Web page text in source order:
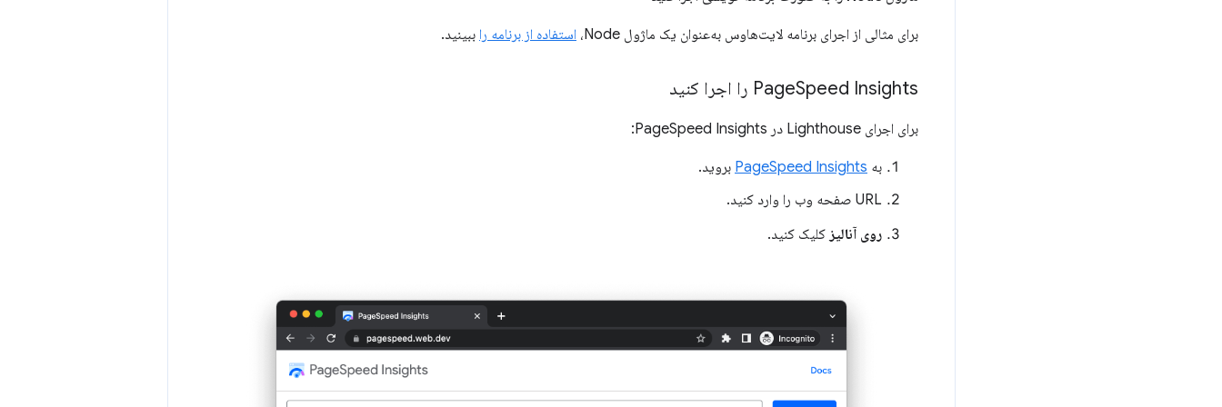
برای مثالی از اجرای برنامه لایت‌هاوس به‌عنوان یک ماژول Node، استفاده از برنامه را ببینید.
PageSpeed ​​Insights را اجرا کنید
برای اجرای Lighthouse در PageSpeed ​​Insights:
به PageSpeed ​​Insights بروید.
URL صفحه وب را وارد کنید.
روی آنالیز کلیک کنید.